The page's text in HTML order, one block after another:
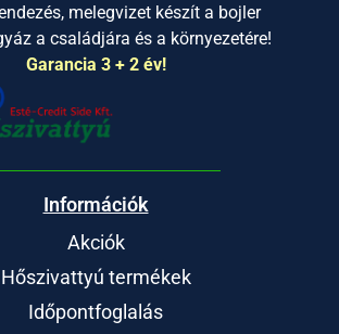
melegvizet készít a bojler
a családjára és a környezetére!
Garancia 3 + 2 év!
Információk
Akciók
Hőszivattyú termékek
Időpontfoglalás